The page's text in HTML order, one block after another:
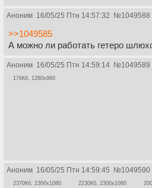
Аноним 16/05/25 Птн 14:57:32 №1049588
>>1049585
А можно ли работать гетеро
Аноним 16/05/25 Птн 14:59:14 №1049589
176Кб, 1280x960
Аноним 16/05/25 Птн 14:59:45 №1049590
2370Кб, 2300x1080 2230Кб, 2300x1080